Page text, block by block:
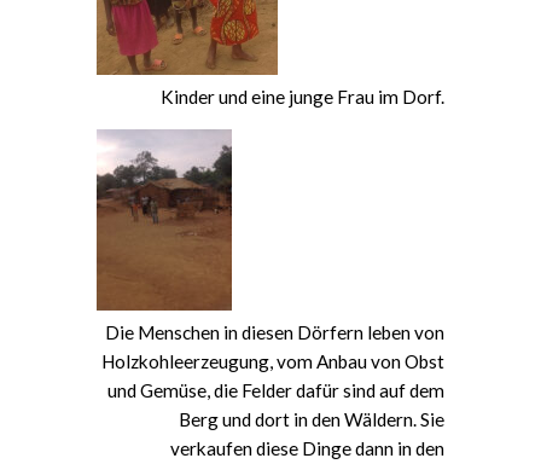
Kinder und eine junge Frau im Dorf.
Die Menschen in diesen Dörfern leben von
Holzkohleerzeugung, vom Anbau von Obst
und Gemüse, die Felder dafür sind auf dem
Berg und dort in den Wäldern. Sie
verkaufen diese Dinge dann in den